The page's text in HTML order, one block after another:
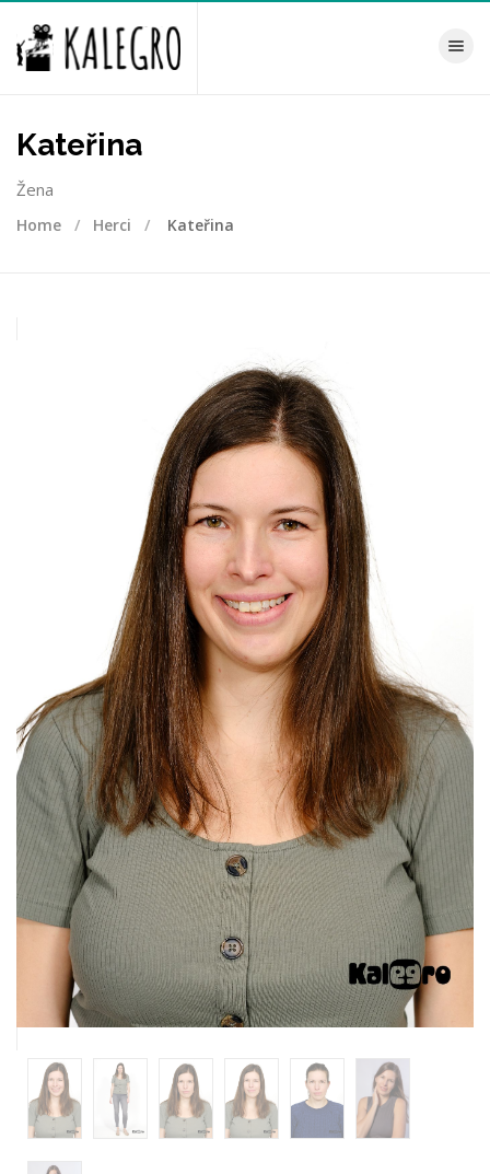
Toggle
Kateřina
Žena
Home Herci Kateřina